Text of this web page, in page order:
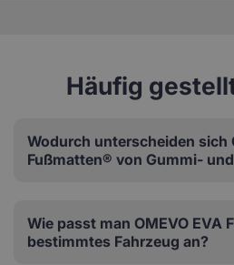
Häufig
Wodurch unterscheiden sich
Fußmatten® von Gummi-
Wie passt man OMEVO EVA
bestimmtes Fahrzeug an?